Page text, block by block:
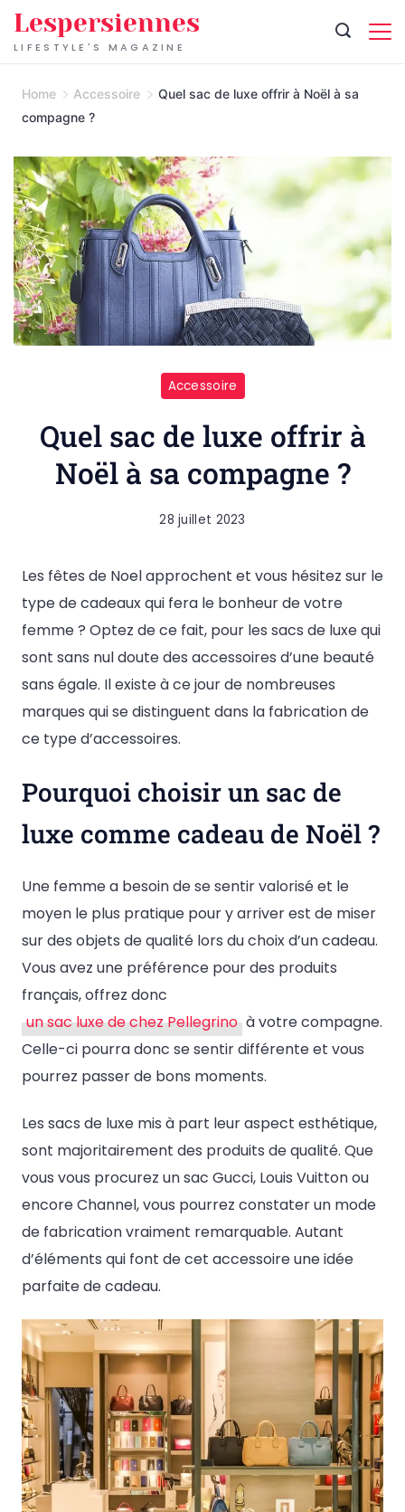
Skip
toLIFESTYLE'S MAGAZINE
Lespersiennes
Home Accessoire
Quel sac de luxe offrir à Noël à sa
compagne ?
Accessoire
Quel sac de luxe offrir à
Noël à sa compagne ?
28 juillet 2023
Les fêtes de Noel approchent et vous hésitez sur le
type de cadeaux qui fera le bonheur de votre
femme ? Optez de ce fait, pour les sacs de luxe qui
sont sans nul doute des accessoires d’une beauté
sans égale. Il existe à ce jour de nombreuses
marques qui se distinguent dans la fabrication de
ce type d’accessoires.
Pourquoi choisir un sac de
luxe comme cadeau de Noël ?
Une femme a besoin de se sentir valorisé et le
moyen le plus pratique pour y arriver est de miser
sur des objets de qualité lors du choix d’un cadeau.
Vous avez une préférence pour des produits
français, offrez donc
un sac luxe de chez Pellegrino à votre compagne.
Celle-ci pourra donc se sentir différente et vous
pourrez passer de bons moments.
Les sacs de luxe mis à part leur aspect esthétique,
sont majoritairement des produits de qualité. Que
vous vous procurez un sac Gucci, Louis Vuitton ou
encore Channel, vous pourrez constater un mode
de fabrication vraiment remarquable. Autant
d’éléments qui font de cet accessoire une idée
parfaite de cadeau.